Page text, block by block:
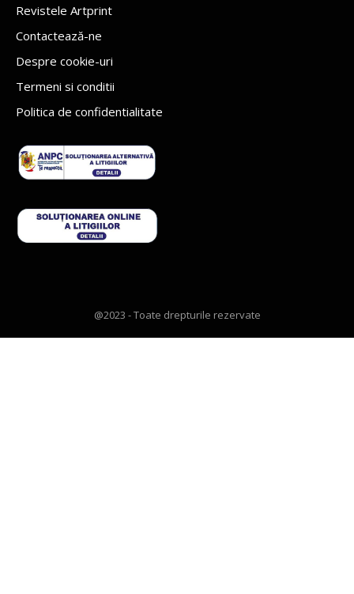
Revistele Artprint
Contactează-ne
Despre cookie-uri
Termeni si conditii
Politica de confidentialitate
@2023 - Toate drepturile rezervate